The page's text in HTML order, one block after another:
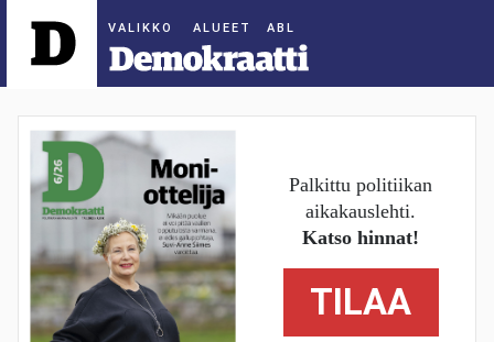
ALUEET
Palkittu politiikan
aikakauslehti.
Katso hinnat!
TILAA